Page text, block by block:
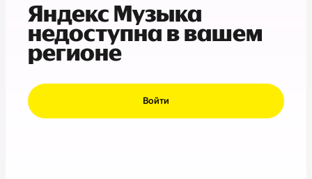
Яндекс Музыка
недоступна в вашем
регионе
Войти